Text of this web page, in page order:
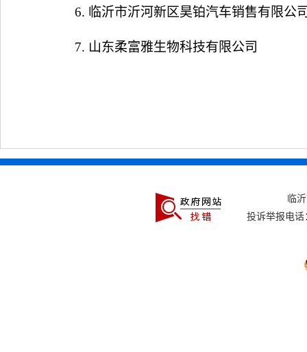
6. 临沂市沂河新区昊铂汽车销售有限公
7. 山东柔富雅生物科技有限公司
临
投诉举报电话